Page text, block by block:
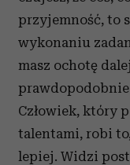
przyjemność, to
wykonaniu
masz ochotę
Człowiek, który
talentami, robi
lepiej. Widzi